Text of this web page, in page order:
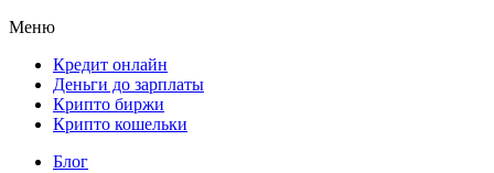
Меню
Кредит онлайн
Деньги до зарплаты
Крипто биржи
Крипто кошельки
Блог